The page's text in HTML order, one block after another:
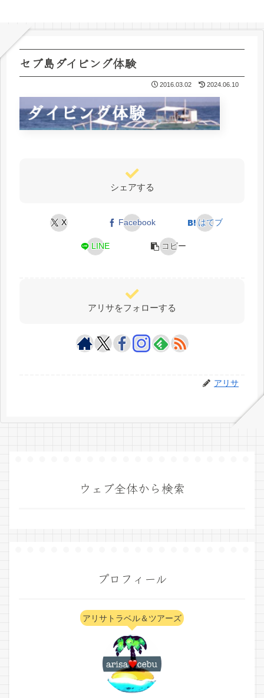
セブ島ダイビング体験
2016.03.02 2024.06.10
シェアする
X Facebook はてブ
LINE コピー
アリサをフォローする
アリサ
ウェブ全体から検索
プロフィール
アリサトラベル＆ツアーズ